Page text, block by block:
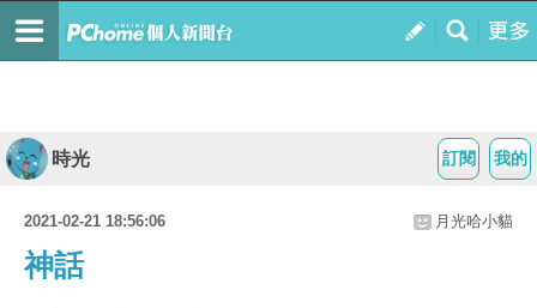
我的
訂閱
時光
2021-02-21 18:56:06 月光哈小貓
神話